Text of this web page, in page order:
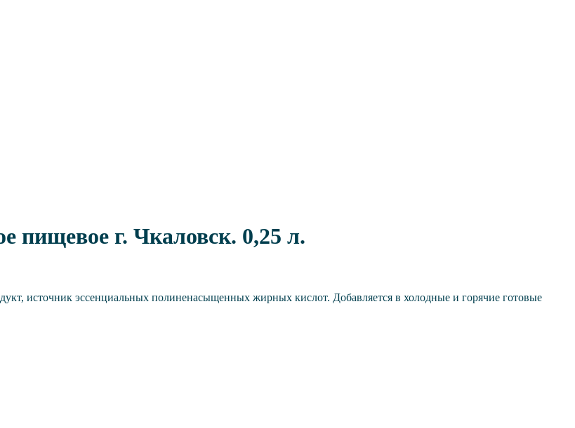
пищевое г. Чкаловск. 0,25 л.
источник эссенциальных полиненасыщенных жирных кислот. Добавляется в холодные и горячие готовые